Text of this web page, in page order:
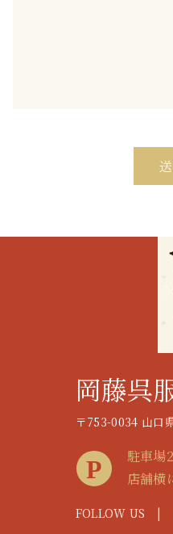
岡藤呉
〒753-0034 山口
駐車場
店舗横
FOLLOW US |